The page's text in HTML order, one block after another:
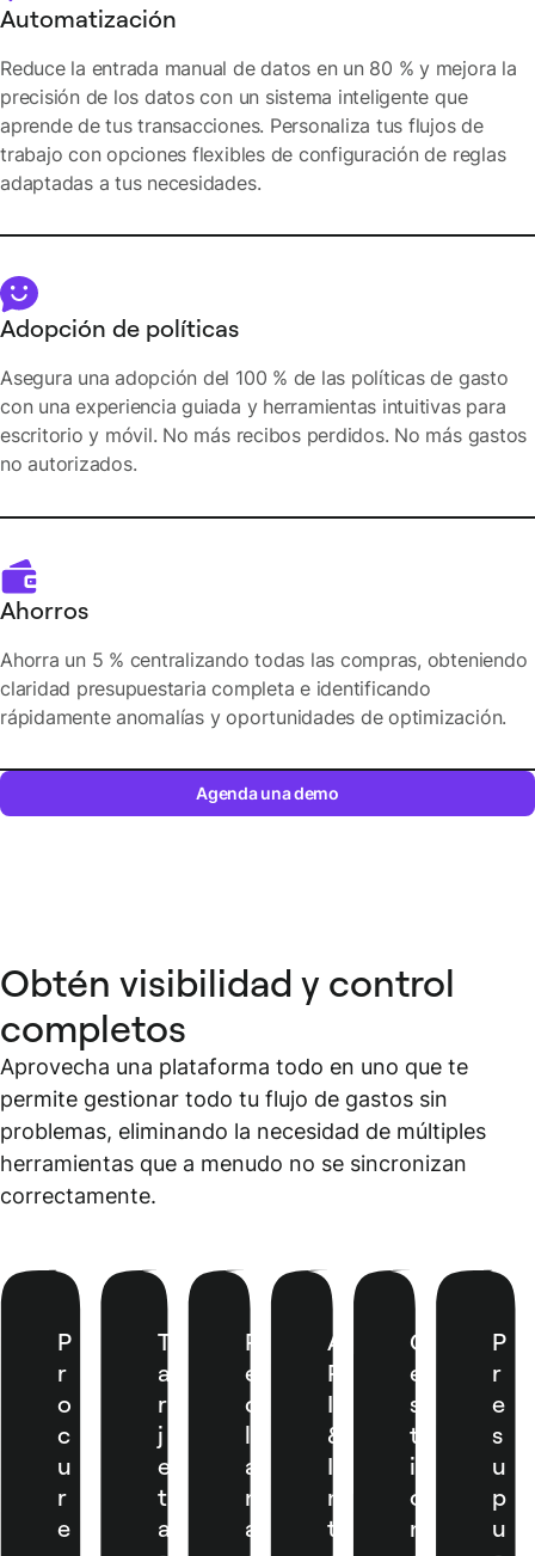
Automatización
Reduce la entrada manual de datos en un 80 % y mejora la
precisión de los datos con un sistema inteligente que
aprende de tus transacciones. Personaliza tus flujos de
trabajo con opciones flexibles de configuración de reglas
adaptadas a tus necesidades.
Adopción de políticas
Asegura una adopción del 100 % de las políticas de gasto
con una experiencia guiada y herramientas intuitivas para
escritorio y móvil. No más recibos perdidos. No más gastos
no autorizados.
Ahorros
Ahorra un 5 % centralizando todas las compras, obteniendo
claridad presupuestaria completa e identificando
rápidamente anomalías y oportunidades de optimización.
Agenda una demo
Obtén visibilidad y control
completos
Aprovecha una plataforma todo en uno que te
permite gestionar todo tu flujo de gastos sin
problemas, eliminando la necesidad de múltiples
herramientas que a menudo no se sincronizan
correctamente.
P
r
o
c
u
r
e
T
a
r
j
e
t
a
R
e
c
l
a
m
a
A
P
I
&
I
n
t
G
e
s
t
i
ó
n
P
r
e
s
u
p
u